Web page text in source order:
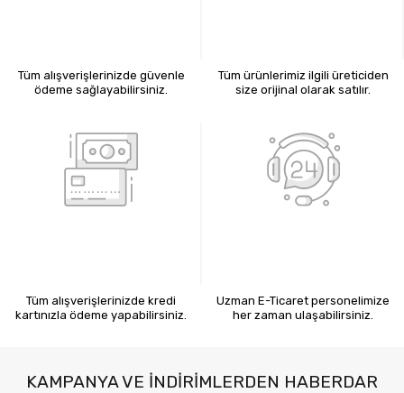
Tüm alışverişlerinizde güvenle
ödeme sağlayabilirsiniz.
Tüm ürünlerimiz ilgili üreticiden
size orijinal olarak satılır.
Tüm alışverişlerinizde kredi
kartınızla ödeme yapabilirsiniz.
Uzman E-Ticaret personelimize
her zaman ulaşabilirsiniz.
KAMPANYA VE INDIRIMLERDEN HABERDAR